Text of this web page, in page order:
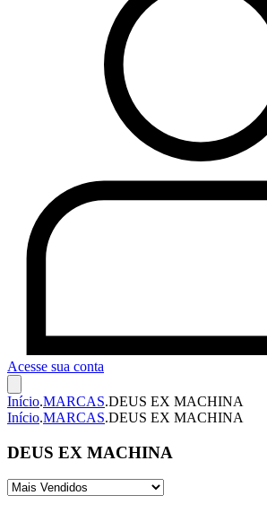
Acesse sua conta
Início.MARCAS.DEUS EX MACHINA
Início.MARCAS.DEUS EX MACHINA
DEUS EX MACHINA